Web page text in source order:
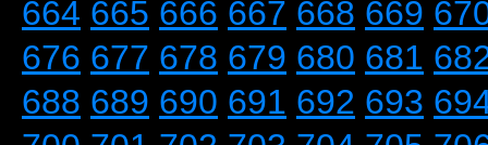
664 665 666 667 668 669
676 677 678 679 680 681
688 689 690 691 692 693